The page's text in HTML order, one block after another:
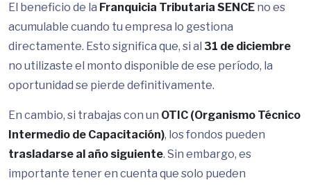
El beneficio de la Franquicia Tributaria SENCE no es
acumulable cuando tu empresa lo gestiona
directamente. Esto significa que, si al 31 de diciembre
no utilizaste el monto disponible de ese período, la
oportunidad se pierde definitivamente.
En cambio, si trabajas con un OTIC (Organismo Técnico
Intermedio de Capacitación), los fondos pueden
trasladarse al año siguiente. Sin embargo, es
importante tener en cuenta que solo pueden